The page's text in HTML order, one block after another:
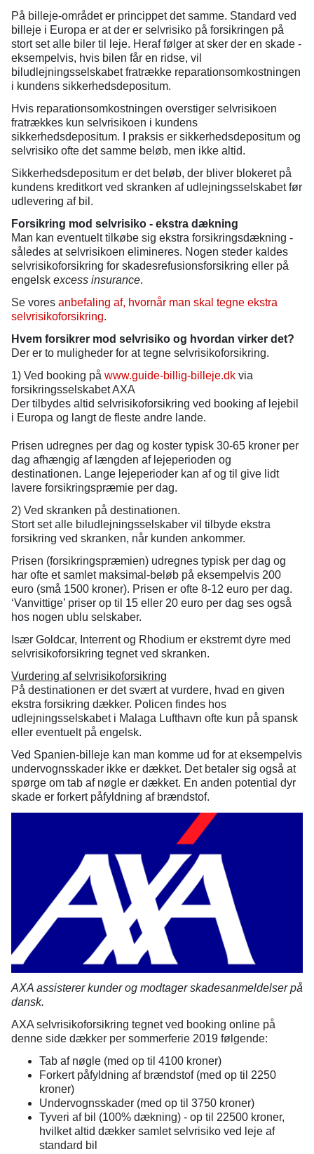
På billeje-området er princippet det samme. Standard ved
billeje i Europa er at der er selvrisiko på forsikringen på
stort set alle biler til leje. Heraf følger at sker der en skade -
eksempelvis, hvis bilen får en ridse, vil
biludlejningsselskabet fratrække reparationsomkostningen
i kundens sikkerhedsdepositum.
Hvis reparationsomkostningen overstiger selvrisikoen
fratrækkes kun selvrisikoen i kundens
sikkerhedsdepositum. I praksis er sikkerhedsdepositum og
selvrisiko ofte det samme beløb, men ikke altid.
Sikkerhedsdepositum er det beløb, der bliver blokeret på
kundens kreditkort ved skranken af udlejningsselskabet før
udlevering af bil.
Forsikring mod selvrisiko - ekstra dækning
Man kan eventuelt tilkøbe sig ekstra forsikringsdækning -
således at selvrisikoen elimineres. Nogen steder kaldes
selvrisikoforsikring for skadesrefusionsforsikring eller på
engelsk excess insurance.
Se vores anbefaling af, hvornår man skal tegne ekstra
selvrisikoforsikring.
Hvem forsikrer mod selvrisiko og hvordan virker det?
Der er to muligheder for at tegne selvrisikoforsikring.
1) Ved booking på www.guide-billig-billeje.dk via
forsikringsselskabet AXA
Der tilbydes altid selvrisikoforsikring ved booking af lejebil
i Europa og langt de fleste andre lande.
Prisen udregnes per dag og koster typisk 30-65 kroner per
dag afhængig af længden af lejeperioden og
destinationen. Lange lejeperioder kan af og til give lidt
lavere forsikringspræmie per dag.
2) Ved skranken på destinationen.
Stort set alle biludlejningsselskaber vil tilbyde ekstra
forsikring ved skranken, når kunden ankommer.
Prisen (forsikringspræmien) udregnes typisk per dag og
har ofte et samlet maksimal-beløb på eksempelvis 200
euro (små 1500 kroner). Prisen er ofte 8-12 euro per dag.
‘Vanvittige’ priser op til 15 eller 20 euro per dag ses også
hos nogen ublu selskaber.
Især Goldcar, Interrent og Rhodium er ekstremt dyre med
selvrisikoforsikring tegnet ved skranken.
Vurdering af selvrisikoforsikring
På destinationen er det svært at vurdere, hvad en given
ekstra forsikring dækker. Policen findes hos
udlejningsselskabet i Malaga Lufthavn ofte kun på spansk
eller eventuelt på engelsk.
Ved Spanien-billeje kan man komme ud for at eksempelvis
undervognsskader ikke er dækket. Det betaler sig også at
spørge om tab af nøgle er dækket. En anden potential dyr
skade er forkert påfyldning af brændstof.
AXA assisterer kunder og modtager skadesanmeldelser på
dansk.
AXA selvrisikoforsikring tegnet ved booking online på
denne side dækker per sommerferie 2019 følgende:
Tab af nøgle (med op til 4100 kroner)
Forkert påfyldning af brændstof (med op til 2250
kroner)
Undervognsskader (med op til 3750 kroner)
Tyveri af bil (100% dækning) - op til 22500 kroner,
hvilket altid dækker samlet selvrisiko ved leje af
standard bil